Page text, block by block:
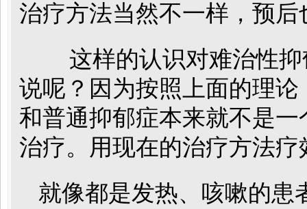
治疗方法当然不一样，预后
这样的认识对难治性抑
说呢？因为按照上面的理
和普通抑郁症本来就不是
治疗。用现在的治疗方法
就像都是发热、咳嗽的患